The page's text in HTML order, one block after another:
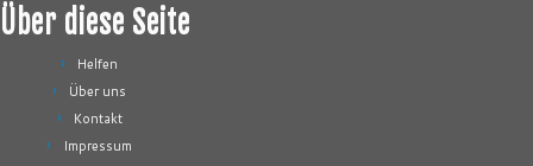
Über diese Seite
Helfen
Über uns
Kontakt
Impressum